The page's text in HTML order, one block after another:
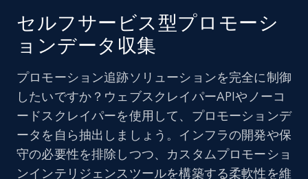
セルフサービス型プロモーシ
ョンデータ収集
プロモーション追跡ソリューションを完全に制御
したいですか？ウェブスクレイパーAPIやノーコ
ードスクレイパーを使用して、プロモーションデ
ータを自ら抽出しましょう。インフラの開発や保
守の必要性を排除しつつ、カスタムプロモーショ
ンインテリジェンスツールを構築する柔軟性を維